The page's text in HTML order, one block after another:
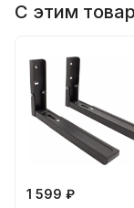
С этим
1 599 ₽